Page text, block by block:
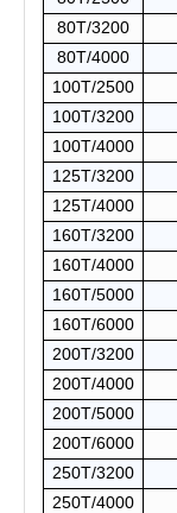
80T/3200
80T/4000
100T/2500
100T/3200
100T/4000
125T/3200
125T/4000
160T/3200
160T/4000
160T/5000
160T/6000
200T/3200
200T/4000
200T/5000
200T/6000
250T/3200
250T/4000